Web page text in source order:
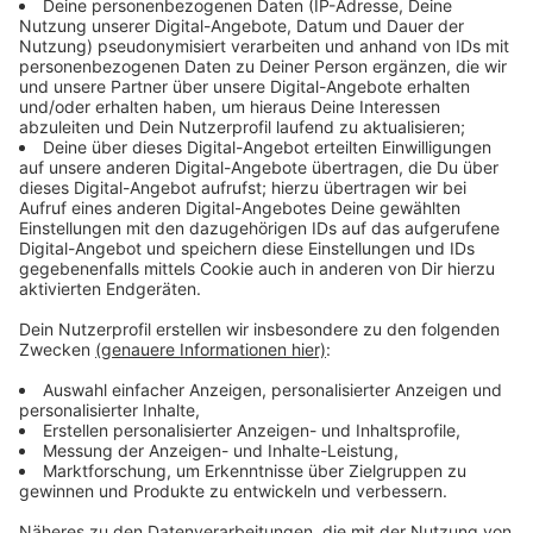
Vorwürfe
Anzeige
Weitere Betroffene können sich melden
Anzeige
Die Studienmacher als auch die evangelische Kirche
gehen aber davon aus, dass es noch mehr Betroffene
gibt. Der Superintendent des evangelischen
Kirchenkreises, Heinrich Fucks, hofft, dass sich die
Betroffenen melden:
Anzeige